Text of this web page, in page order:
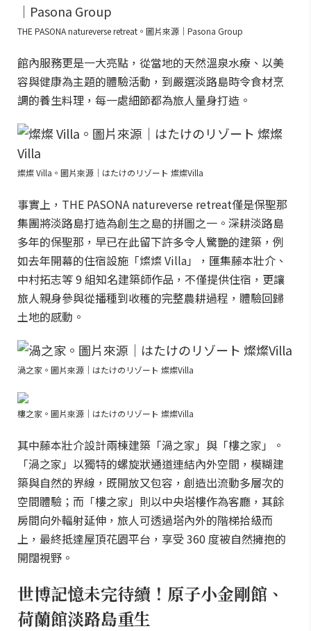
THE PASONA natureverse retreat。圖片來源｜Pasona Group
館內服務更是一大亮點，從當地的天然溫泉水療、以美
容與健康為主題的體驗活動，到嚴選淡路島時令食材烹
調的養生料理，每一處細節都為旅人量身打造。
燦燦 Villa。圖片來源｜はたけのリゾート 燦燦Villa
事實上，THE PASONA natureverse retreat僅是保聖那
集團將淡路島打造為創生之島的拼圖之一。深耕淡路島
多年的保聖那，早已在此留下許多令人驚艷的建築，例
如去年開幕的住宿設施「燦燦 Villa」，匯集藤本壯介、
中村拓志等 9 組知名建築師作品，不僅提供住宿，更讓
旅人親身參與從播種到收穫的完整農耕過程，體驗回歸
土地的感動。
渦之家。圖片來源｜はたけのリゾート 燦燦Villa
樓之家。圖片來源｜はたけのリゾート 燦燦Villa
其中藤本壯介設計兩棟建築「渦之家」與「樓之家」。
「渦之家」以獨特的螺旋狀通道連結內外空間，模糊建
築與自然的界線，既開放又包容，創造出流動多層次的
空間體驗；而「樓之家」則以中央塔樓作為客廳，其餘
房間向外輻射延伸，旅人可透過塔內外的階梯拾級而
上，最終抵達屋頂花園平台，享受 360 度被自然擁抱的
開闊視野。
世博記憶未完待續！原子小金剛館、
荷蘭館淡路島重生